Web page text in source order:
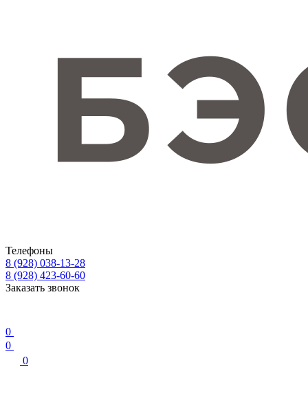
Телефоны
8 (928) 038-13-28
8 (928) 423-60-60
Заказать звонок
0
0
0